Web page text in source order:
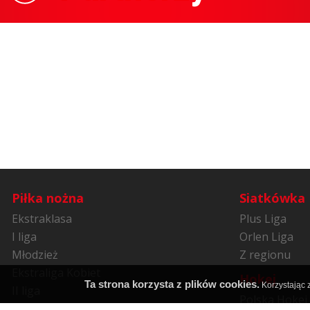
Piłka nożna
Ekstraklasa
I liga
Młodzież
Siatkówka
Plus Liga
Orlen Liga
Z regionu
Hokej
Polska Hokej
Ta strona korzysta z plików cookies. Korzystając